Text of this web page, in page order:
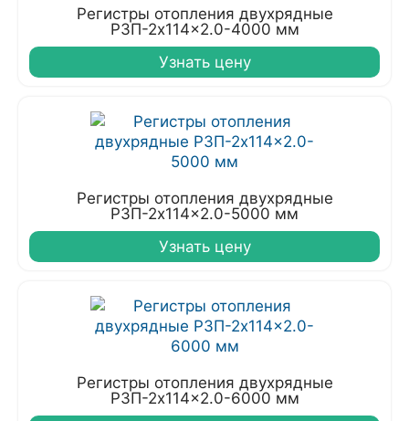
Регистры отопления двухрядные
РЗП-2x114x2.0-4000 мм
Узнать цену
Регистры отопления двухрядные
РЗП-2x114x2.0-5000 мм
Узнать цену
Регистры отопления двухрядные
РЗП-2x114x2.0-6000 мм